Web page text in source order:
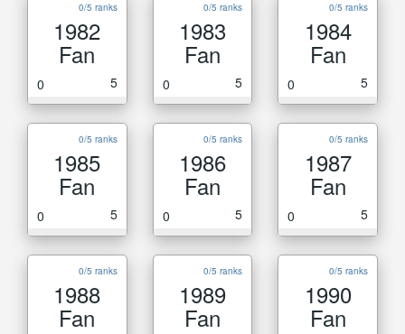
0/5 ranks
1982
Fan
0 5
0/5 ranks
1983
Fan
0 5
0/5 ranks
1984
Fan
0 5
0/5 ranks
1985
Fan
0 5
0/5 ranks
1986
Fan
0 5
0/5 ranks
1987
Fan
0 5
0/5 ranks
1988
Fan
0/5 ranks
1989
Fan
0/5 ranks
1990
Fan